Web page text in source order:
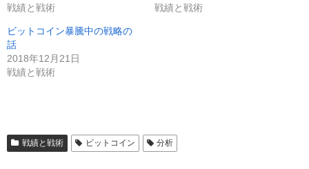
戦績と戦術
戦績と戦術
ビットコイン暴騰中の戦略の
話
2018年12月21日
戦績と戦術
戦績と戦術 ビットコイン 分析